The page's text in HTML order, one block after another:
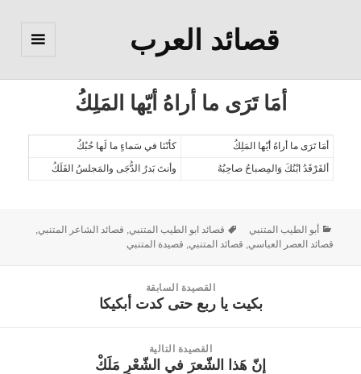
قصائد العرب
أمَا تَرَى ما أراهُ أيّها المَلِكُ
أمَا تَرَى ما أراهُ أيّها المَلِكُ
كأنّنَا في سَماءٍ ما لَها حُبُكُ
ألفَرْقَدُ ابْنُكَ وَالمِصباحُ صاحِبُهُ
وأنتَ بَدرُ الدُّجَى والمَجلسُ الفَلَكُ
أبو الطيب المتنبي قصائد ابو الطيب المتنبي, قصائد الشاعر المتنبي,
قصائد العصر العباسي, قصائد المتنبي, قصيدة المتنبي
القصيدة السابقة
بكيت يا ربع حتى كدت أبكيكا
القصيدة التالية
إنّ هَذا الشّعرَ في الشّعْرِ مَلَكْ